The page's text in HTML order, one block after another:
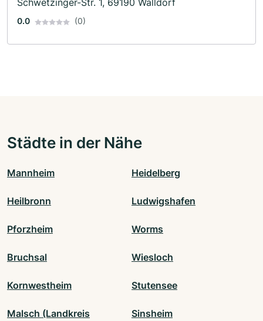
Schwetzinger-Str. 1, 69190 Walldorf
0.0 (0)
Städte in der Nähe
Mannheim Heidelberg
Heilbronn Ludwigshafen
Pforzheim Worms
Bruchsal Wiesloch
Kornwestheim Stutensee
Malsch (Landkreis
Sinsheim